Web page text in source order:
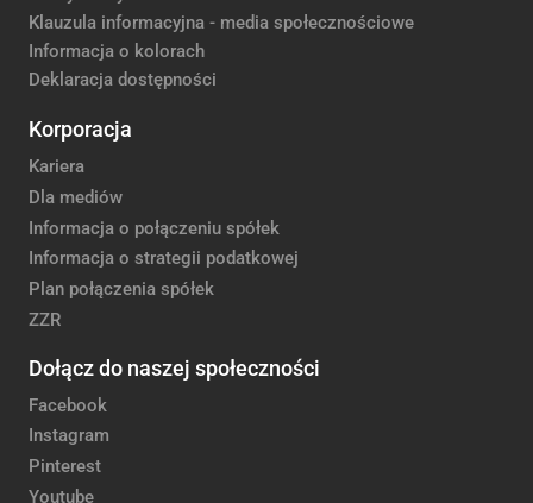
Klauzula informacyjna - media społecznościowe
Informacja o kolorach
Deklaracja dostępności
Korporacja
Kariera
Dla mediów
Informacja o połączeniu spółek
Informacja o strategii podatkowej
Plan połączenia spółek
ZZR
Dołącz do naszej społeczności
Facebook
Instagram
Pinterest
Youtube